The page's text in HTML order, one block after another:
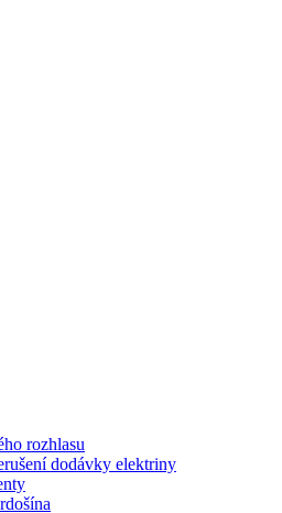
rozhlasu
dodávky elektriny